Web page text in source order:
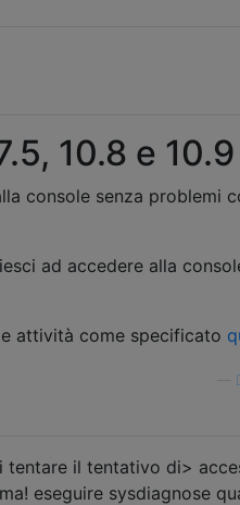
10.8 e 10.9
console senza problemi
ad accedere alla
attività come specificato
tentare il tentativo di>
eseguire sysdiagnose